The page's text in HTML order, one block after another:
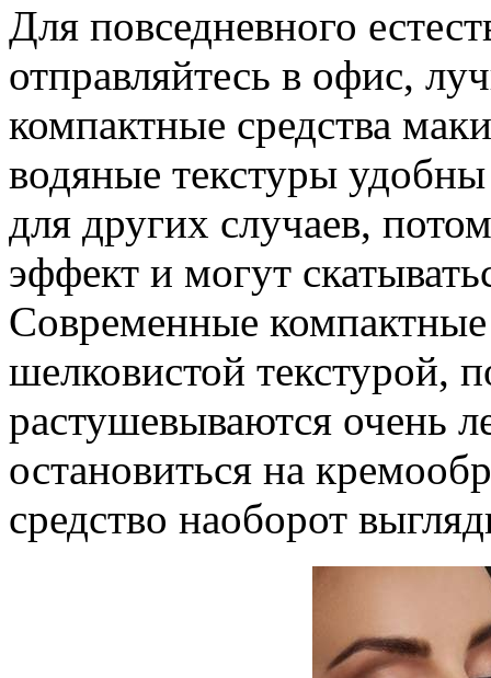
Для повседневного
отправляйтесь в офис,
компактные средства
водяные текстуры
для других случаев,
эффект и могут
Современные
шелковистой текстурой,
растушевываются очень
остановиться на
средство наоборот